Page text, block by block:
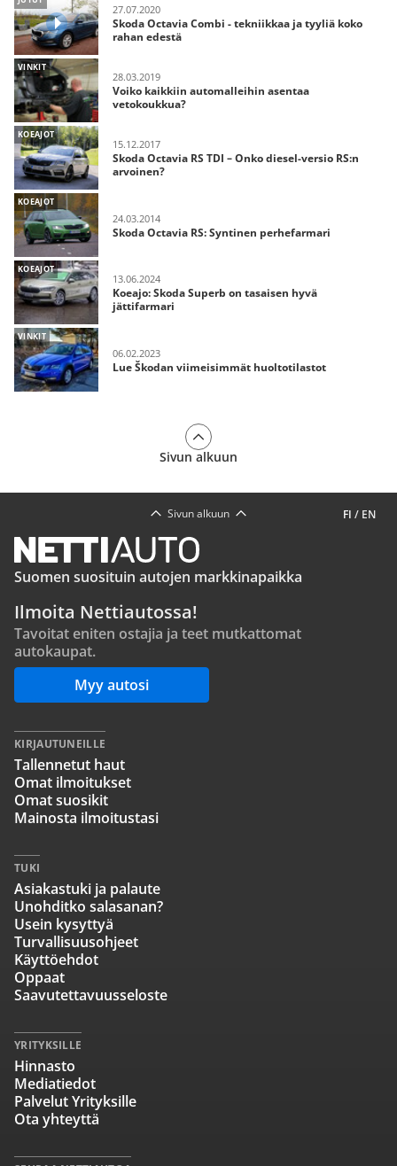
27.07.2020
Skoda Octavia Combi - tekniikkaa ja tyyliä koko
rahan edestä
VINKIT
28.03.2019
Voiko kaikkiin automalleihin asentaa
vetokoukkua?
KOEAJOT
15.12.2017
Skoda Octavia RS TDI – Onko diesel-versio RS:n
arvoinen?
KOEAJOT
24.03.2014
Skoda Octavia RS: Syntinen perhefarmari
KOEAJOT
13.06.2024
Koeajo: Skoda Superb on tasaisen hyvä
jättifarmari
VINKIT
06.02.2023
Lue Škodan viimeisimmät huoltotilastot
Sivun alkuun
FI / EN
Sivun alkuun
Suomen suosituin autojen markkinapaikka
Ilmoita Nettiautossa!
Tavoitat eniten ostajia ja teet mutkattomat
autokaupat.
Myy autosi
KIRJAUTUNEILLE
Tallennetut haut
Omat ilmoitukset
Omat suosikit
Mainosta ilmoitustasi
TUKI
Asiakastuki ja palaute
Unohditko salasanan?
Usein kysyttyä
Turvallisuusohjeet
Käyttöehdot
Oppaat
Saavutettavuusseloste
YRITYKSILLE
Hinnasto
Mediatiedot
Palvelut Yrityksille
Ota yhteyttä